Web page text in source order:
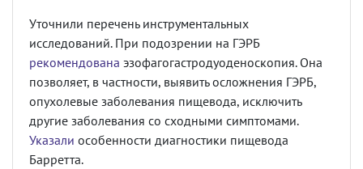
Уточнили перечень инструментальных
исследований. При подозрении на ГЭРБ
рекомендована эзофагогастродуоденоскопия. Она
позволяет, в частности, выявить осложнения ГЭРБ,
опухолевые заболевания пищевода, исключить
другие заболевания со сходными симптомами.
Указали особенности диагностики пищевода
Барретта.